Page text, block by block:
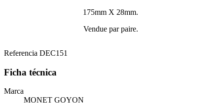
175mm X 28mm.
Vendue par paire.
Referencia DEC151
Ficha técnica
Marca
MONET GOYON